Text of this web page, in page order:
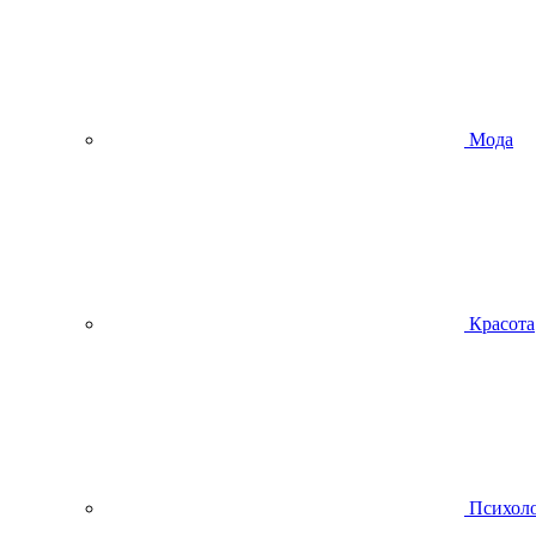
Мода
Красота